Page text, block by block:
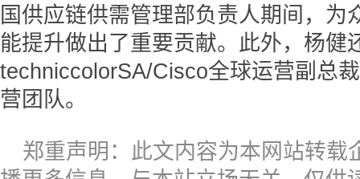
国供应链供需管理部负责人期间，为
能提升做出了重要贡献。此外，杨健
techniccolorSA/Cisco全球运营副总
营团队。
郑重声明：此文内容为本网站转载